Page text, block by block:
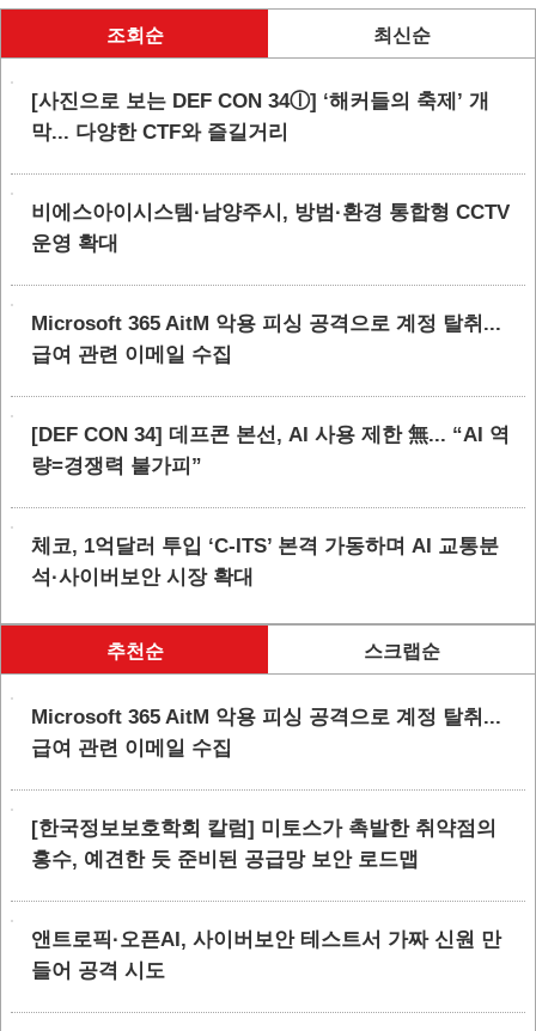
조회순 최신순
[사진으로 보는 DEF CON 34ⓛ] ‘해커들의 축제’ 개
막... 다양한 CTF와 즐길거리
비에스아이시스템·남양주시, 방범·환경 통합형 CCTV
운영 확대
Microsoft 365 AitM 악용 피싱 공격으로 계정 탈취...
급여 관련 이메일 수집
[DEF CON 34] 데프콘 본선, AI 사용 제한 無... “AI 역
량=경쟁력 불가피”
체코, 1억달러 투입 ‘C-ITS’ 본격 가동하며 AI 교통분
석·사이버보안 시장 확대
추천순 스크랩순
Microsoft 365 AitM 악용 피싱 공격으로 계정 탈취...
급여 관련 이메일 수집
[한국정보보호학회 칼럼] 미토스가 촉발한 취약점의
홍수, 예견한 듯 준비된 공급망 보안 로드맵
앤트로픽·오픈AI, 사이버보안 테스트서 가짜 신원 만
들어 공격 시도